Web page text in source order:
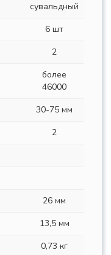
сувальдный
6 шт
2
более
46000
30-75 мм
2
26 мм
13,5 мм
0,73 кг